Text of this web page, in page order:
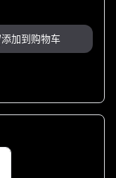
添加到购物车